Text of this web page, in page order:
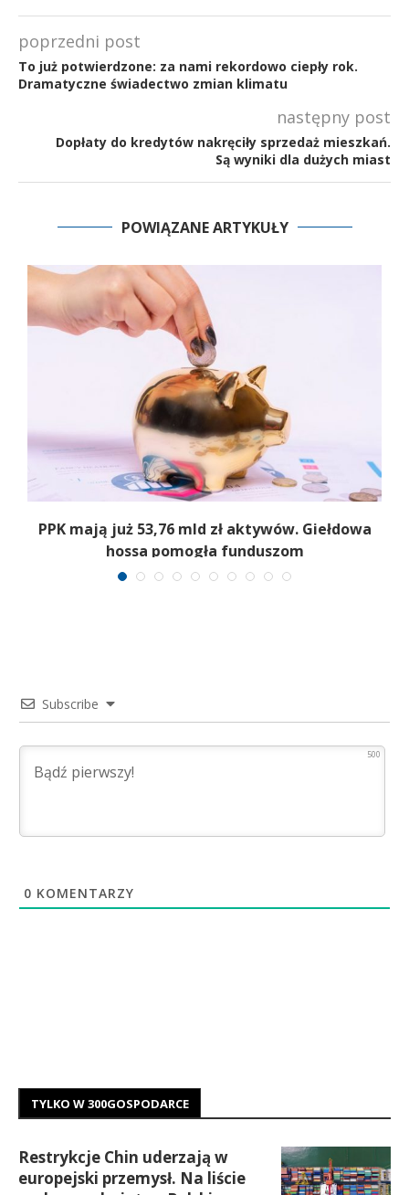
poprzedni post
To już potwierdzone: za nami rekordowo ciepły rok.
Dramatyczne świadectwo zmian klimatu
następny post
Dopłaty do kredytów nakręciły sprzedaż mieszkań.
Są wyniki dla dużych miast
POWIĄZANE ARTYKUŁY
PPK mają już 53,76 mld zł aktywów. Giełdowa
hossa pomogła funduszom
Subscribe
500
0 KOMENTARZY
TYLKO W 300GOSPODARCE
Restrykcje Chin uderzają w
europejski przemysł. Na liście